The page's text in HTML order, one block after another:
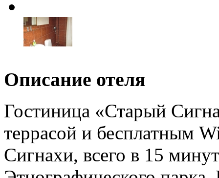
Описание отеля
Гостиница «Старый
террасой и бесплатным
Сигнахи, всего в 15